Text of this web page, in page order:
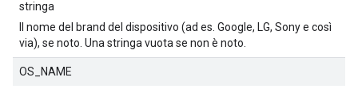
stringa
Il nome del brand del dispositivo (ad es. Google, LG, Sony e così
via), se noto. Una stringa vuota se non è noto.
OS_NAME